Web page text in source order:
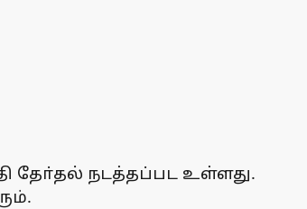
தோ்தல் நடத்தப்பட உள்ளது.